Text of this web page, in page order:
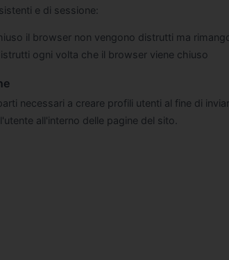
e di sessione:
il browser non vengono distrutti ma
ogni volta che il browser viene chiuso
necessari a creare profili utenti al fine di
all'interno delle pagine del sito.